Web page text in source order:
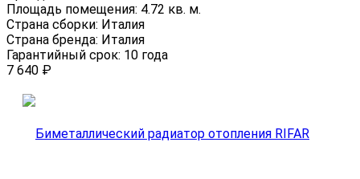
Площадь помещения: 4.72 кв. м.
Страна сборки: Италия
Страна бренда: Италия
Гарантийный срок: 10 года
7 640 ₽